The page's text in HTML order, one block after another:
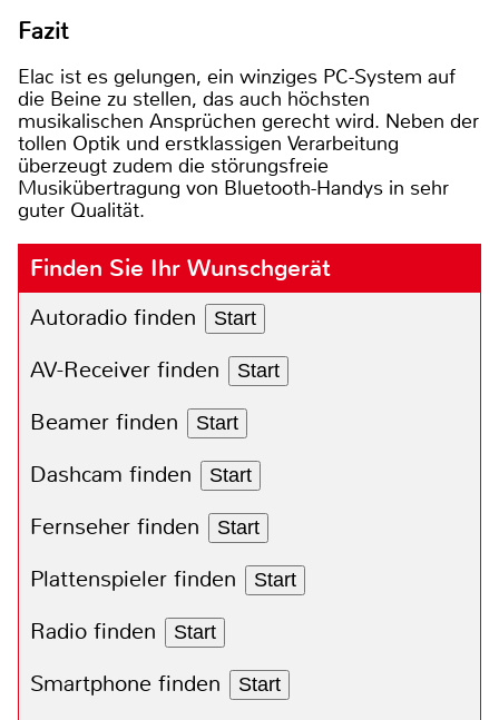
Fazit
Elac ist es gelungen, ein winziges PC-System auf
die Beine zu stellen, das auch höchsten
musikalischen Ansprüchen gerecht wird. Neben der
tollen Optik und erstklassigen Verarbeitung
überzeugt zudem die störungsfreie
Musikübertragung von Bluetooth-Handys in sehr
guter Qualität.
Finden Sie Ihr Wunschgerät
Autoradio finden Start
AV-Receiver finden Start
Beamer finden Start
Dashcam finden Start
Fernseher finden Start
Plattenspieler finden Start
Radio finden Start
Smartphone finden Start